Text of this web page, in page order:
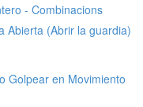
- Combinacions
Abierta (Abrir la guardia)
Golpear en Movimiento